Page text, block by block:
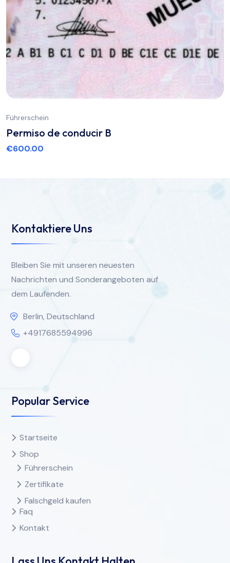
Führerschein
Permiso de conducir B
€600.00
Kontaktiere Uns
Bleiben Sie mit unseren neuesten
Nachrichten und Sonderangeboten auf
dem Laufenden.
Berlin, Deutschland
+4917685594996
Popular Service
Startseite
Shop
Führerschein
Zertifikate
Falschgeld kaufen
Faq
Kontakt